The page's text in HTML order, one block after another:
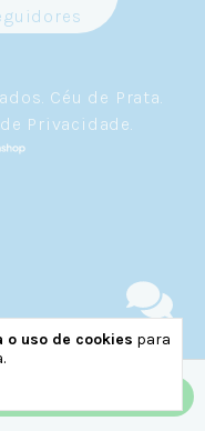
o uso de cookies para
Céu de Prata
Privacidade